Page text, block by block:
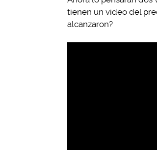
tienen un video del
alcanzaron?